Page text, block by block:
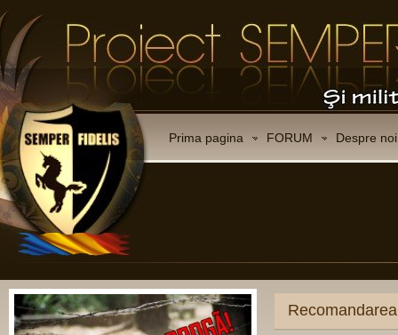
Prima pagina FORUM Despre noi